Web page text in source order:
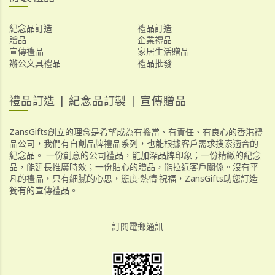
紀念品訂造
禮品訂造
贈品
企業禮品
宣傳禮品
家居生活贈品
辦公文具禮品
禮品批發
禮品訂造 | 紀念品訂製 | 宣傳贈品
ZansGifts創立的理念是希望成為有擔當、有責任、有良心的香港禮
品公司，我們有自創品牌禮品系列，也能根據客戶需求搜索適合的
紀念品。 一份創意的公司禮品，能加深品牌印象；一份精緻的紀念
品，能延長推廣時效；一份貼心的贈品，能拉近客戶關係。沒有平
凡的禮品，只有細膩的心思，態度·熱情·祝福，ZansGifts助您訂造
獨有的宣傳禮品。
訂閱電郵通訊